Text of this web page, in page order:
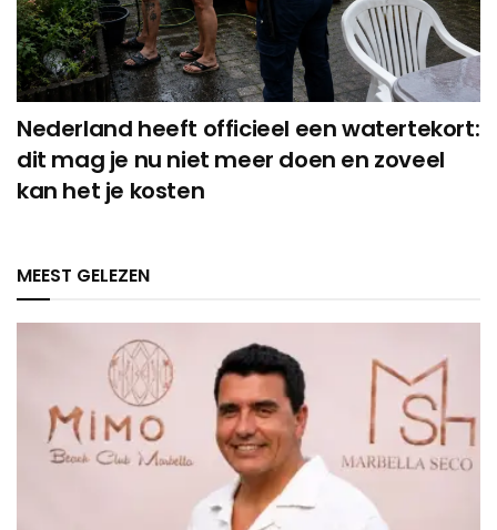
Nederland heeft officieel een watertekort:
dit mag je nu niet meer doen en zoveel
kan het je kosten
MEEST GELEZEN